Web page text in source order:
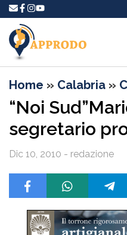
Home » Calabria »
“Noi
segretario
Dic 10, 2010 - redazione